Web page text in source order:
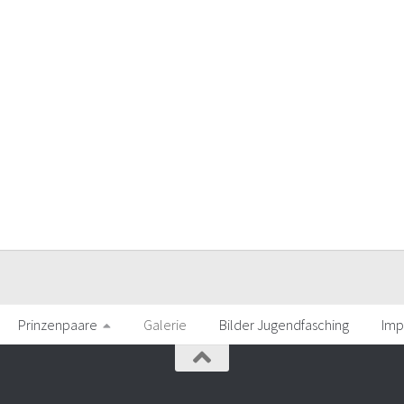
Prinzenpaare Galerie Bilder Jugendfasching